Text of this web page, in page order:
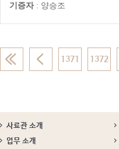
기증자 : 양승조
1371 1372
사료관 소개
업무 소개